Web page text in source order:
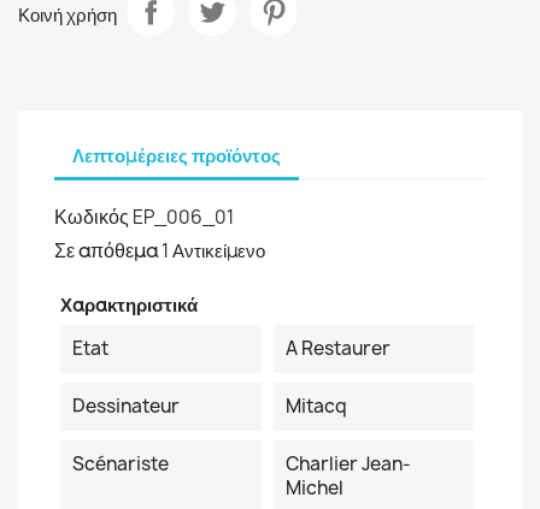
Κοινή χρήση
Λεπτομέρειες προϊόντος
Κωδικός EP_006_01
Σε απόθεμα1 Αντικείμενο
Χαρακτηριστικά
Etat
A Restaurer
Dessinateur Mitacq
Scénariste
Charlier Jean-
Michel